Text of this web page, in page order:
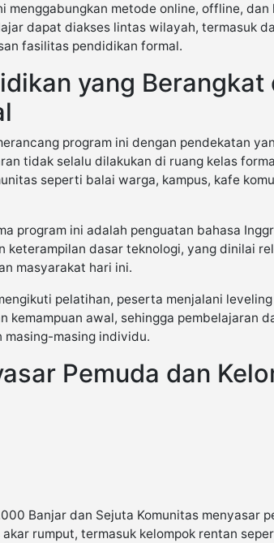
menggabungkan metode online, offline,
dapat diakses lintas wilayah, termasuk
fasilitas pendidikan formal.
yang Berangkat
program ini dengan pendekatan
tidak selalu dilakukan di ruang kelas
seperti balai warga, kampus, kafe
program ini adalah penguatan bahasa
keterampilan dasar teknologi, yang dinilai
masyarakat hari ini.
pelatihan, peserta menjalani
kemampuan awal, sehingga pembelajaran
masing-masing individu.
Pemuda dan
Banjar dan Sejuta Komunitas menyasar
akar rumput, termasuk kelompok rentan